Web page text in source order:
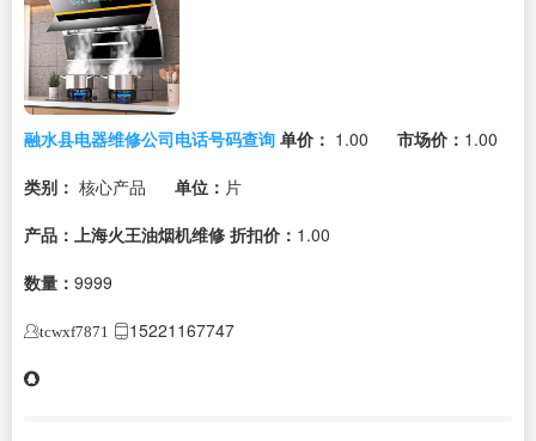
融水县电器维修公司电话号码查询 单价： 1.00 市场价： 1.00
类别： 核心产品 单位： 片
产品：上海火王油烟机维修 折扣价： 1.00
数量： 9999
tcwxf7871 15221167747